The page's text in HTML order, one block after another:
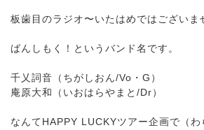
板歯目のラジオ〜いたはめではございま
ばんしもく！というバンド名です。
千乂詞音（ちがしおん/Vo・G）
庵原大和（いおはらやまと/Dr）
なんてHAPPY LUCKYツアー企画で（わ